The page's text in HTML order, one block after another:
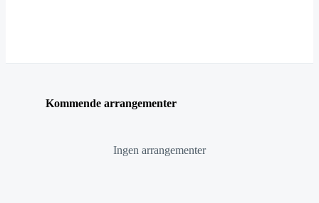
Kommende arrangementer
Ingen arrangementer